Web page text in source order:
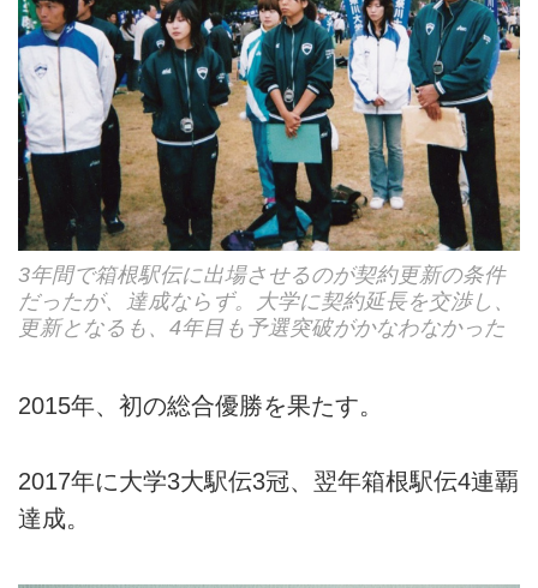
3年間で箱根駅伝に出場させるのが契約更新の条件
だったが、達成ならず。大学に契約延長を交渉し、
更新となるも、4年目も予選突破がかなわなかった
2015年、初の総合優勝を果たす。
2017年に大学3大駅伝3冠、翌年箱根駅伝4連覇
達成。